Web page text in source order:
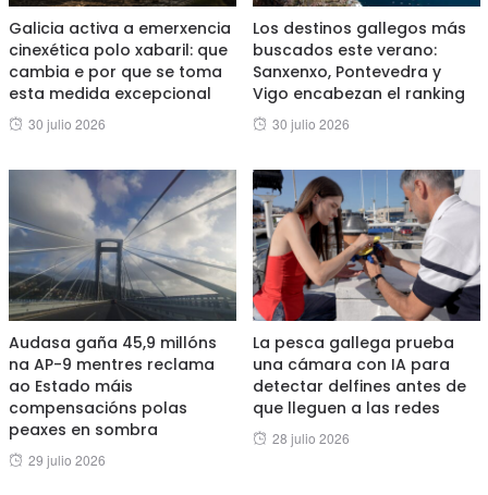
Galicia activa a emerxencia
cinexética polo xabaril: que
cambia e por que se toma
esta medida excepcional
Posted
30 julio 2026
Los destinos gallegos más
buscados este verano:
Sanxenxo, Pontevedra y
Vigo encabezan el ranking
Posted
30 julio 2026
Audasa gaña 45,9 millóns
na AP-9 mentres reclama
ao Estado máis
compensacións polas
peaxes en sombra
Posted
29 julio 2026
La pesca gallega prueba
una cámara con IA para
detectar delfines antes de
que lleguen a las redes
Posted
28 julio 2026